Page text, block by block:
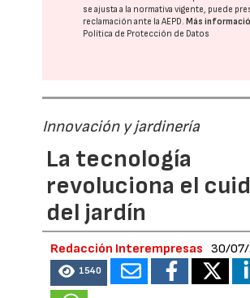
se ajusta a la normativa vigente, puede
reclamación ante laAEPD. Más
Política de Protección de Datos
Innovación y jardinería
La tecnología
revoluciona el
del jardín
Redacción Interempresas 30/
1540